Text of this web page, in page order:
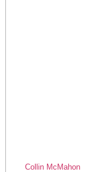
Collin McMahon